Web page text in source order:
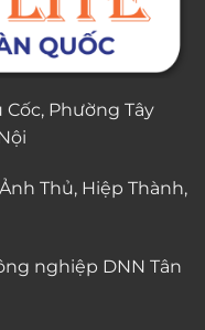
Cốc, Phường Tây
Thủ, Hiệp Thành,
nghiệp DNN Tân